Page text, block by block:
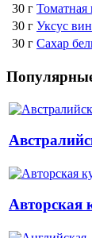
30 г Томатная
30 г Уксус
30 г Сахар
Авторская